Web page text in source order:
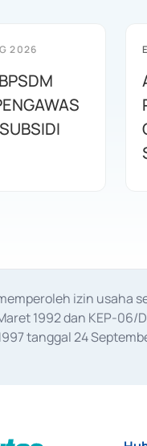
2026
izin usaha
1992 dan KEP-
tanggal 24
dan